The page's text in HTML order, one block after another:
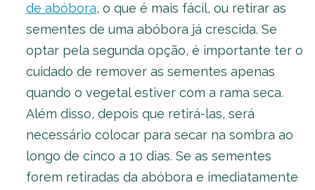
de abóbora, o que é mais fácil, ou retirar as
sementes de uma abóbora já crescida. Se
optar pela segunda opção, é importante ter o
cuidado de remover as sementes apenas
quando o vegetal estiver com a rama seca.
Além disso, depois que retirá-las, será
necessário colocar para secar na sombra ao
longo de cinco a 10 dias. Se as sementes
forem retiradas da abóbora e imediatamente